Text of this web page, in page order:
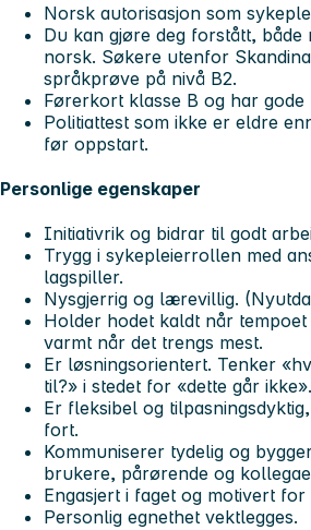
Norsk autorisasjon som
Du kan gjøre deg forstått,
norsk. Søkere utenfor
språkprøve på nivå B2.
Førerkort klasse B og har gode
Politiattest som ikke er eldre
før oppstart.
Personlige egenskaper
Initiativrik og bidrar til godt
Trygg i sykepleierrollen med
lagspiller.
Nysgjerrig og lærevillig.
Holder hodet kaldt når
varmt når det trengs mest.
Er løsningsorientert. Tenker
til?» i stedet for «dette går ikke».
Er fleksibel og
fort.
Kommuniserer tydelig og
brukere, pårørende og
Engasjert i faget og motivert for
Personlig egnethet vektlegges.